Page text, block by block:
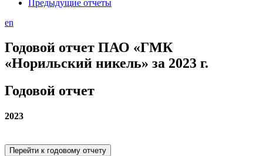
Предыдущие отчеты
en
Годовой отчет ПАО «ГМК
«Норильский никель» за 2023 г.
Годовой отчет
2023
Перейти к годовому отчету